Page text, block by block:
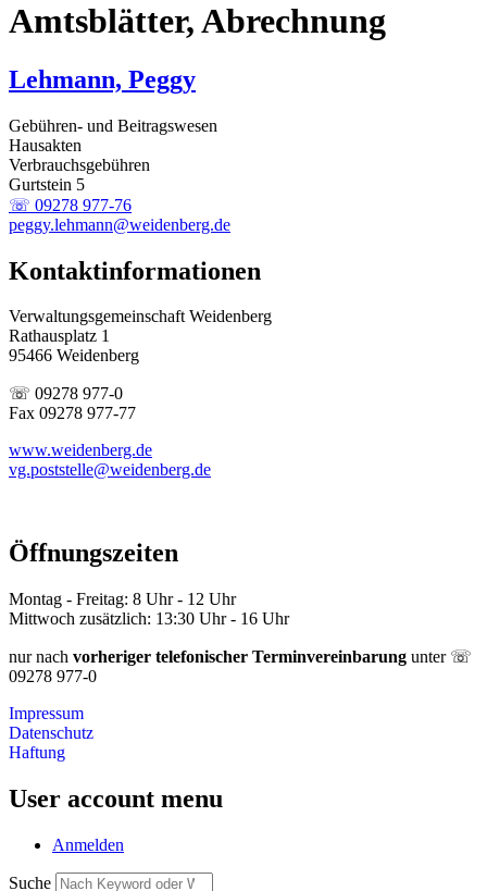
Amtsblätter, Abrechnung
Lehmann, Peggy
Gebühren- und Beitragswesen
Hausakten
Verbrauchsgebühren
Gurtstein 5
☏ 09278 977-76
peggy.lehmann@weidenberg.de
Kontaktinformationen
Verwaltungsgemeinschaft Weidenberg
Rathausplatz 1
95466 Weidenberg
☏ 09278 977-0
Fax 09278 977-77
www.weidenberg.de
vg.poststelle@weidenberg.de
Öffnungszeiten
Montag - Freitag: 8 Uhr - 12 Uhr
Mittwoch zusätzlich: 13:30 Uhr - 16 Uhr
nur nach vorheriger telefonischer Terminvereinbarung unter ☏
09278 977-0
Impressum
Datenschutz
Haftung
User account menu
Anmelden
Suche